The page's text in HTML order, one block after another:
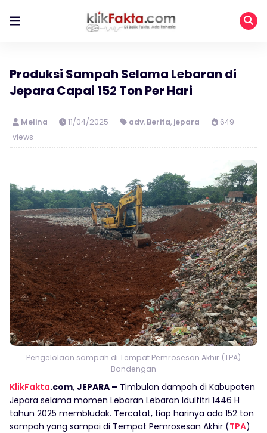
Produksi Sampah Selama Lebaran di
Jepara Capai 152 Ton Per Hari
Melina 11/04/2025 adv, Berita, jepara
649
views
Pengelolaan sampah di Tempat Pemrosesan Akhir (TPA)
Bandengan
KlikFakta.com, JEPARA – Timbulan dampah di Kabupaten
Jepara selama momen Lebaran Lebaran Idulfitri 1446 H
tahun 2025 membludak. Tercatat, tiap harinya ada 152 ton
sampah yang sampai di Tempat Pemrosesan Akhir (TPA)